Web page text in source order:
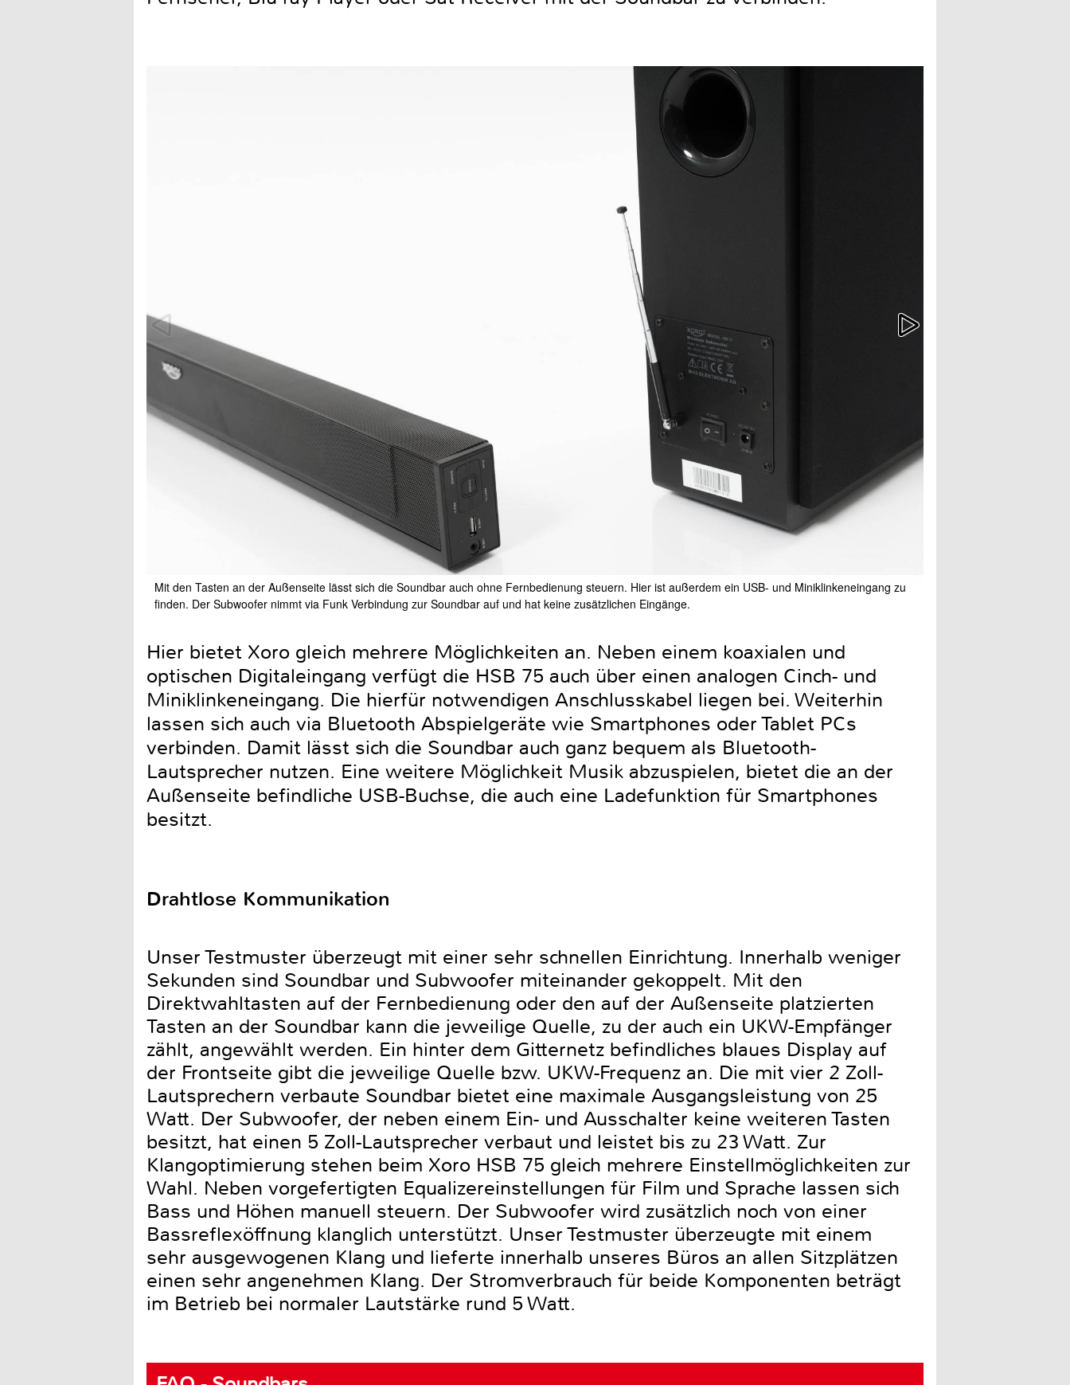
Mit den Tasten an der Außenseite lässt sich die Soundbar auch ohne Fernbedienung steuern. Hier ist außerdem ein USB- und Miniklinkeneingang zu
finden. Der Subwoofer nimmt via Funk Verbindung zur Soundbar auf und hat keine zusätzlichen Eingänge.
Hier bietet Xoro gleich mehrere Möglichkeiten an. Neben einem koaxialen und
optischen Digitaleingang verfügt die HSB 75 auch über einen analogen Cinch- und
Miniklinkeneingang. Die hierfür notwendigen Anschlusskabel liegen bei. Weiterhin
lassen sich auch via Bluetooth Abspielgeräte wie Smartphones oder Tablet PCs
verbinden. Damit lässt sich die Soundbar auch ganz bequem als Bluetooth-
Lautsprecher nutzen. Eine weitere Möglichkeit Musik abzuspielen, bietet die an der
Außenseite befindliche USB-Buchse, die auch eine Ladefunktion für Smartphones
besitzt.
Drahtlose Kommunikation
Unser Testmuster überzeugt mit einer sehr schnellen Einrichtung. Innerhalb weniger
Sekunden sind Soundbar und Subwoofer miteinander gekoppelt. Mit den
Direktwahltasten auf der Fernbedienung oder den auf der Außenseite platzierten
Tasten an der Soundbar kann die jeweilige Quelle, zu der auch ein UKW-Empfänger
zählt, angewählt werden. Ein hinter dem Gitternetz befindliches blaues Display auf
der Frontseite gibt die jeweilige Quelle bzw. UKW-Frequenz an. Die mit vier 2 Zoll-
Lautsprechern verbaute Soundbar bietet eine maximale Ausgangsleistung von 25
Watt. Der Subwoofer, der neben einem Ein- und Ausschalter keine weiteren Tasten
besitzt, hat einen 5 Zoll-Lautsprecher verbaut und leistet bis zu 23 Watt. Zur
Klangoptimierung stehen beim Xoro HSB 75 gleich mehrere Einstellmöglichkeiten zur
Wahl. Neben vorgefertigten Equalizereinstellungen für Film und Sprache lassen sich
Bass und Höhen manuell steuern. Der Subwoofer wird zusätzlich noch von einer
Bassreflexöffnung klanglich unterstützt. Unser Testmuster überzeugte mit einem
sehr ausgewogenen Klang und lieferte innerhalb unseres Büros an allen Sitzplätzen
einen sehr angenehmen Klang. Der Stromverbrauch für beide Komponenten beträgt
im Betrieb bei normaler Lautstärke rund 5 Watt.